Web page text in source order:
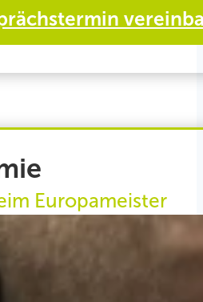
Europameister